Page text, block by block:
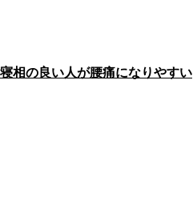
寝相の良い人が腰痛になりやすい